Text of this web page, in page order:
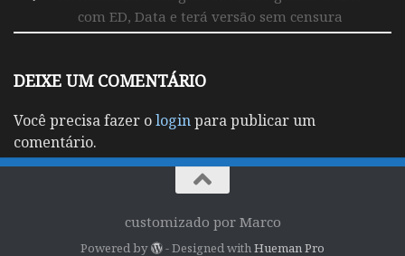
com ED, Data e terá versão sem censura
DEIXE UM COMENTÁRIO
Você precisa fazer ologinpara publicar um
comentário.
customizado por Marco
Powered by - Designed with Hueman Pro